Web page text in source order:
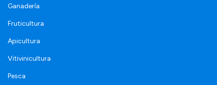
Ganadería
Fruticultura
Apicultura
Vitivinicultura
Pesca